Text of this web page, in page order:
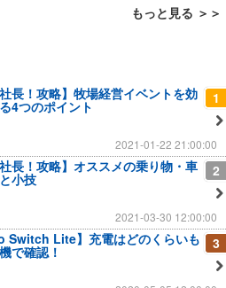
もっと見る ＞＞
1
社長！攻略】牧場経営イベントを効
4つのポイント
2021-01-22 21:00:00
2
社長！攻略】オススメの乗り物・車
小技
2021-03-30 12:00:00
3
Switch Lite】充電はどのくらいも
で確認！